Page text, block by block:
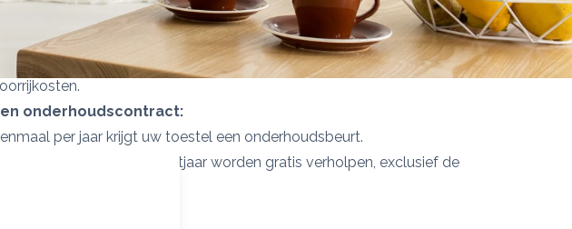
Een onderhoudsbeurt
Dit geeft geen verplichtingen. U geeft opdracht voor een onderhoudsbeurt en
wij voeren dit uit. In geval van een storing berekenen wij arbeidsloon en
onderhoudscontract:
per jaar krijgt uw toestel een onderhoudsbeurt.
Alle storingen in het contractjaar worden gratis verholpen, exclusief de